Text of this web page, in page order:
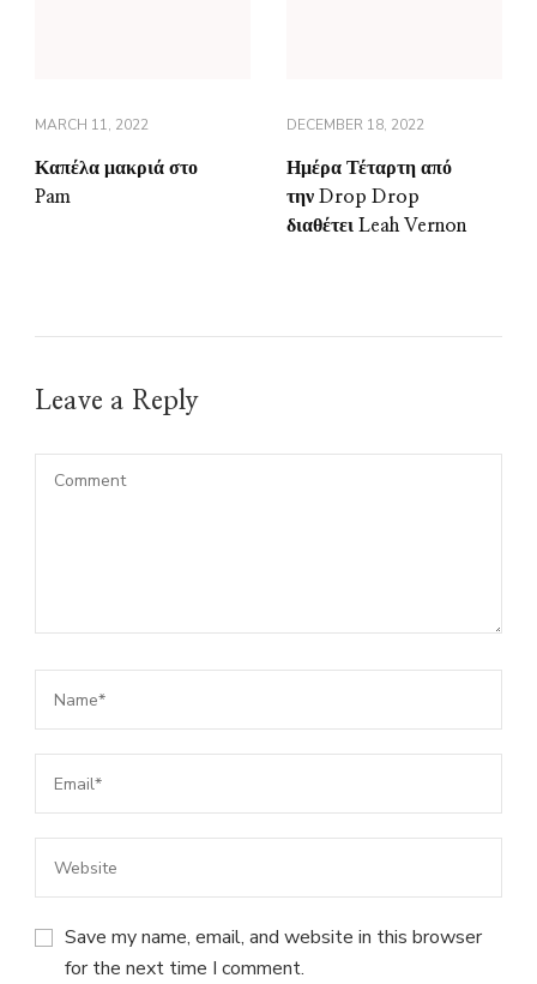
MARCH 11, 2022
Καπέλα μακριά στο
Pam
DECEMBER 18, 2022
Ημέρα Τέταρτη από
την Drop Drop
διαθέτει Leah Vernon
Leave a Reply
Save my name, email, and website in this browser
for the next time I comment.